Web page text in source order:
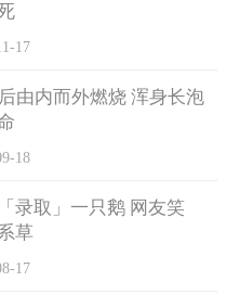
只造成了恐慌，但是没有
人打电话报警，希望警方
此事件并非飞碟事件，但
备在凤凰城的上空出现，
，但是当晚雷达监测一切
17
由内而外燃烧 浑身长泡
18
录取」一只鹅 网友笑
草
17